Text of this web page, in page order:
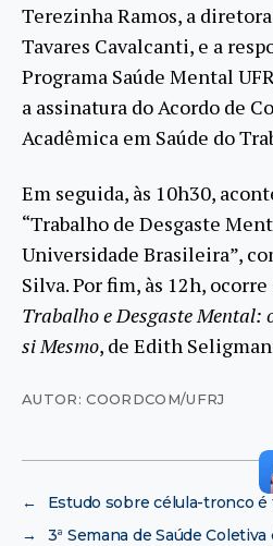
Terezinha Ramos, a
Tavares Cavalcanti, e a
Programa Saúde Mental
a assinatura do Acordo de
Acadêmica em Saúde do
Em seguida, às 10h30,
“Trabalho de Desgaste
Universidade Brasileira”,
Silva. Por fim, às 12h,
Trabalho e Desgaste Mental:
si Mesmo, de Edith
AUTOR: COORDCOM/UFRJ
←
Estudo sobre célula-tronco é
→
3ª Semana de Saúde Coletiva